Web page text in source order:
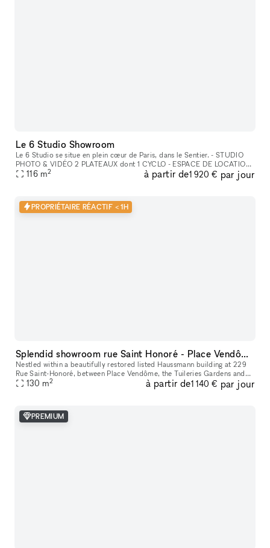
Le 6 Studio Showroom
Le 6 Studio se situe en plein cœur de Paris, dans le Sentier. - STUDIO
PHOTO & VIDÉO 2 PLATEAUX dont 1 CYCLO - ESPACE DE LOCATION
POUR SHOWROOMS / EXPOSITIONS / CASTINGS
116 m2 à partir de1 920 € par jour
PROPRIÉTAIRE RÉACTIF < 1H
Splendid showroom rue Saint Honoré - Place Vendôme, in the heart of Paris fashion & culture district.
Nestled within a beautifully restored listed Haussmann building at 229
Rue Saint-Honoré, between Place Vendôme, the Tuileries Gardens and
the Louvre, 229LAB offers one of Paris' most prestigious addr
130 m2 à partir de1 140 € par jour
PREMIUM